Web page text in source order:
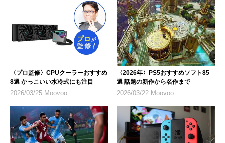
〈プロ監修〉CPUクーラーおすすめ
8選 かっこいい水冷式にも注目
2026/03/25 Moovoo
〈2026年〉PS5おすすめソフト85
選 話題の新作から名作まで
2026/03/22 Moovoo